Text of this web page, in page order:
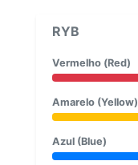
RYB
Vermelho (Red)
Amarelo (Yellow)
Azul (Blue)